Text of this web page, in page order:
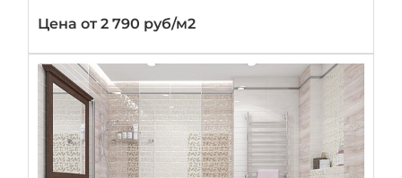
Цена от 2 790 руб/м2